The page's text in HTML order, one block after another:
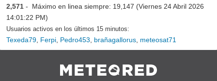
2,571 - Máximo en linea siempre: 19,147 (Viernes 24 Abril 2026
14:01:22 PM)
Usuarios activos en los últimos 15 minutos:
Texeda79 Ferpi Pedro453 brañagallorus meteosat71